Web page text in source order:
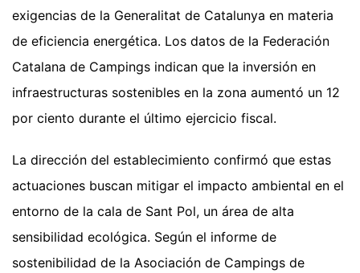
exigencias de la Generalitat de Catalunya en materia
de eficiencia energética. Los datos de la Federación
Catalana de Campings indican que la inversión en
infraestructuras sostenibles en la zona aumentó un 12
por ciento durante el último ejercicio fiscal.
La dirección del establecimiento confirmó que estas
actuaciones buscan mitigar el impacto ambiental en el
entorno de la cala de Sant Pol, un área de alta
sensibilidad ecológica. Según el informe de
sostenibilidad de la Asociación de Campings de